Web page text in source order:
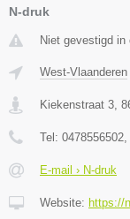
N-druk
Niet gevestigd in
West-Vlaanderen
Kiekenstraat 3
Tel: 0478556502
E-mail › N-druk
Website: https://